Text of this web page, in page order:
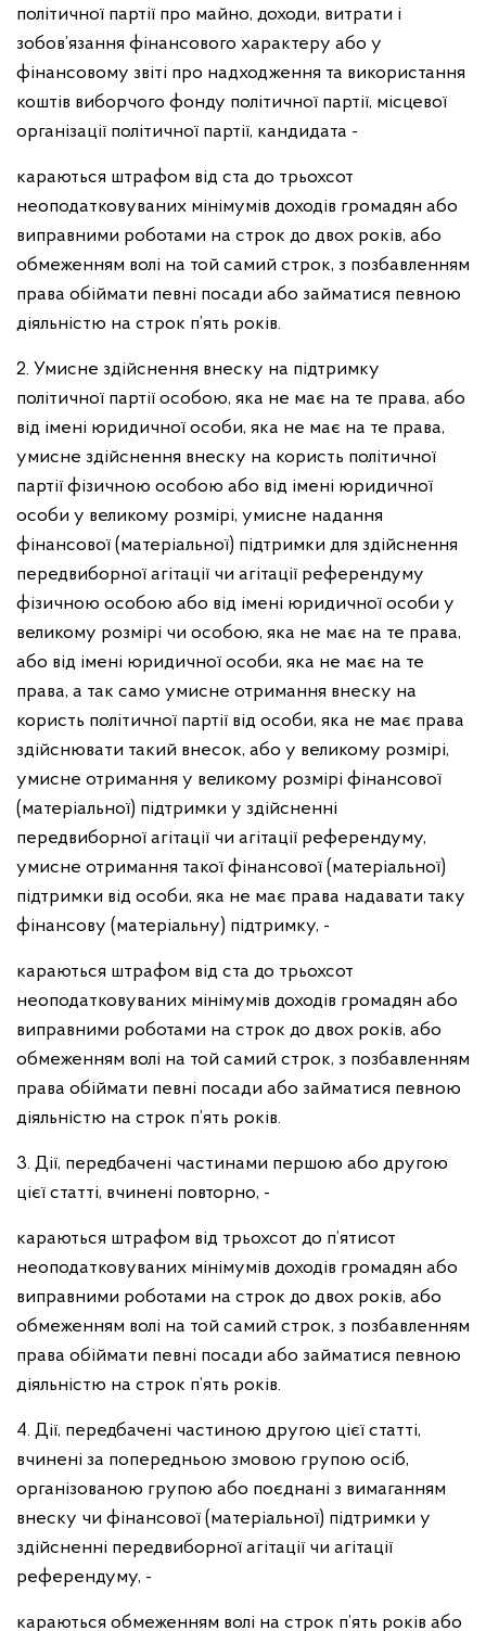
політичної партії про майно, доходи, витрати і
зобов’язання фінансового характеру або у
фінансовому звіті про надходження та використання
коштів виборчого фонду політичної партії, місцевої
організації політичної партії, кандидата -
караються штрафом від ста до трьохсот
неоподатковуваних мінімумів доходів громадян або
виправними роботами на строк до двох років, або
обмеженням волі на той самий строк, з позбавленням
права обіймати певні посади або займатися певною
діяльністю на строк п’ять років.
2. Умисне здійснення внеску на підтримку
політичної партії особою, яка не має на те права, або
від імені юридичної особи, яка не має на те права,
умисне здійснення внеску на користь політичної
партії фізичною особою або від імені юридичної
особи у великому розмірі, умисне надання
фінансової (матеріальної) підтримки для здійснення
передвиборної агітації чи агітації референдуму
фізичною особою або від імені юридичної особи у
великому розмірі чи особою, яка не має на те права,
або від імені юридичної особи, яка не має на те
права, а так само умисне отримання внеску на
користь політичної партії від особи, яка не має права
здійснювати такий внесок, або у великому розмірі,
умисне отримання у великому розмірі фінансової
(матеріальної) підтримки у здійсненні
передвиборної агітації чи агітації референдуму,
умисне отримання такої фінансової (матеріальної)
підтримки від особи, яка не має права надавати таку
фінансову (матеріальну) підтримку, -
караються штрафом від ста до трьохсот
неоподатковуваних мінімумів доходів громадян або
виправними роботами на строк до двох років, або
обмеженням волі на той самий строк, з позбавленням
права обіймати певні посади або займатися певною
діяльністю на строк п’ять років.
3. Дії, передбачені частинами першою або другою
цієї статті, вчинені повторно, -
караються штрафом від трьохсот до п’ятисот
неоподатковуваних мінімумів доходів громадян або
виправними роботами на строк до двох років, або
обмеженням волі на той самий строк, з позбавленням
права обіймати певні посади або займатися певною
діяльністю на строк п’ять років.
4. Дії, передбачені частиною другою цієї статті,
вчинені за попередньою змовою групою осіб,
організованою групою або поєднані з вимаганням
внеску чи фінансової (матеріальної) підтримки у
здійсненні передвиборної агітації чи агітації
референдуму, -
караються обмеженням волі на строк п’ять років або